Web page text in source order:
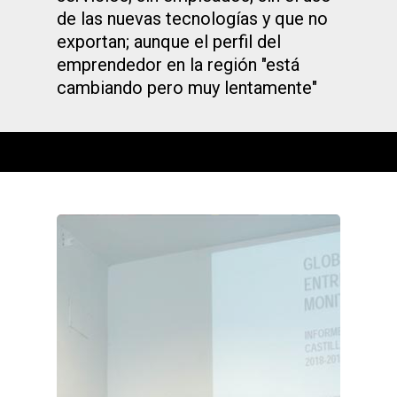
de las nuevas tecnologías y que no
exportan; aunque el perfil del
emprendedor en la región "está
cambiando pero muy lentamente"